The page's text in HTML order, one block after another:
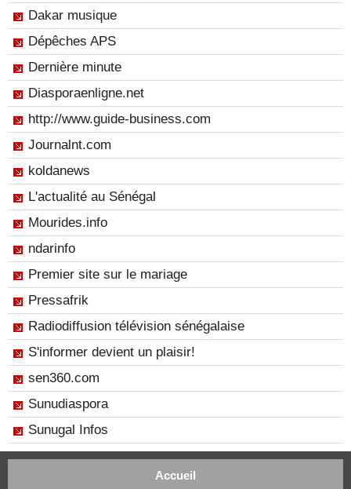
Dakar musique
Dépêches APS
Dernière minute
Diasporaenligne.net
http://www.guide-business.com
Journalnt.com
koldanews
L'actualité au Sénégal
Mourides.info
ndarinfo
Premier site sur le mariage
Pressafrik
Radiodiffusion télévision sénégalaise
S'informer devient un plaisir!
sen360.com
Sunudiaspora
Sunugal Infos
Accueil